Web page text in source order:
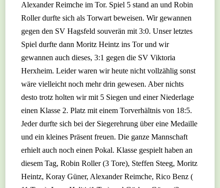
Alexander Reimche im Tor. Spiel 5 stand an und Robin
Roller durfte sich als Torwart beweisen. Wir gewannen
gegen den SV Hagsfeld souverän mit 3:0. Unser letztes
Spiel durfte dann Moritz Heintz ins Tor und wir
gewannen auch dieses, 3:1 gegen die SV Viktoria
Herxheim. Leider waren wir heute nicht vollzählig sonst
wäre vielleicht noch mehr drin gewesen. Aber nichts
desto trotz holten wir mit 5 Siegen und einer Niederlage
einen Klasse 2. Platz mit einem Torverhältnis von 18:5.
Jeder durfte sich bei der Siegerehrung über eine Medaille
und ein kleines Präsent freuen. Die ganze Mannschaft
erhielt auch noch einen Pokal. Klasse gespielt haben an
diesem Tag, Robin Roller (3 Tore), Steffen Steeg, Moritz
Heintz, Koray Güner, Alexander Reimche, Rico Benz (